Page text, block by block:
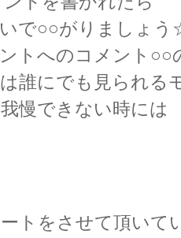
いで○○がりましょ
ントへのコメント○○
は誰にでも見られる
慢できない時には
トをさせて頂いて